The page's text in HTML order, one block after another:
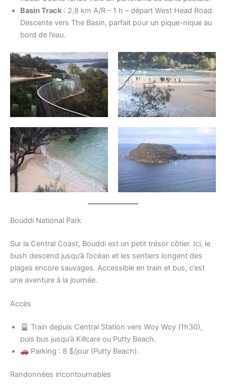
Basin Track : 2,8 km A/R – 1 h – départ West Head Road.
Descente vers The Basin, parfait pour un pique-nique au
bord de l’eau.
Bouddi National Park
Sur la Central Coast, Bouddi est un petit trésor côtier. Ici, le
bush descend jusqu’à l’océan et les sentiers longent des
plages encore sauvages. Accessible en train et bus, c’est
une aventure à la journée.
Accès
Train depuis Central Station vers Woy Woy (1h30),
puis bus jusqu’à Killcare ou Putty Beach.
Parking : 8 $/jour (Putty Beach).
Randonnées incontournables